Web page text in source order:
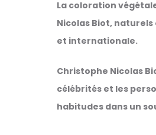
La coloration
Nicolas Biot,
et internationale.
Christophe Nicolas
célébrités et les
habitudes dans un